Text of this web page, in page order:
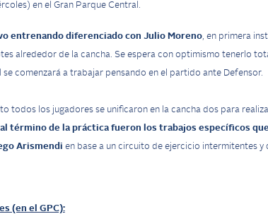
en el Gran Parque Central.
entrenando diferenciado con Julio Moreno, en primera
alrededor de la cancha. Se espera con optimismo tenerlo
se comenzará a trabajar pensando en el partido ante Defensor.
todos los jugadores se unificaron en la cancha dos para
término de la práctica fueron los trabajos específicos
Arismendi en base a un circuito de ejercicio intermitentes y
(en el GPC):